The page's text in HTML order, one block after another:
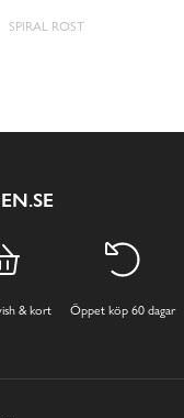
SPIRAL ROST
& kort Öppet köp 60 dagar